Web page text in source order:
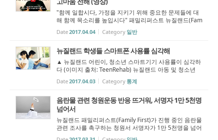
"함께 일합시다, 가정을 지키기 위해 중요한 문제들에 대
해 함께 목소리를 높입시다" 패밀리퍼스트 뉴질랜드(Fam
ily First NZ)의 대표 밥 맥코스크리씨가 원처치를 통하여
뉴질랜드 한인 성도들에게 인사말을 전했다. 밥 맥코스크
Date2017.04.04 Category 일반
뉴질랜드 학생들 스마트폰 사용률 심각해
▲ 뉴질랜드 어린이, 청소년 스마트기기 사용률이 심각하
다 (이미지 출처: TeenRehab) 뉴질랜드 아동 및 청소년
대부분 스크린타임 제한 없어 십대 청소년 10명 중 8명과
초등학생들 10명 중 6명은 방과 후 스크린타임(Screen Ti
Date2017.04.03 Category 통계
음란물 관련 청원운동 반응 뜨거워, 서명자 1만 5천명
넘어서
뉴질랜드 패밀리퍼스트(Family First)가 진행 중인 음란물
관련 조사를 촉구하는 청원서 서명자가 1만 5천명을 넘어
섰다. 패밀리퍼스트는 국회에 ‘음란물이 공중 보건에 미치